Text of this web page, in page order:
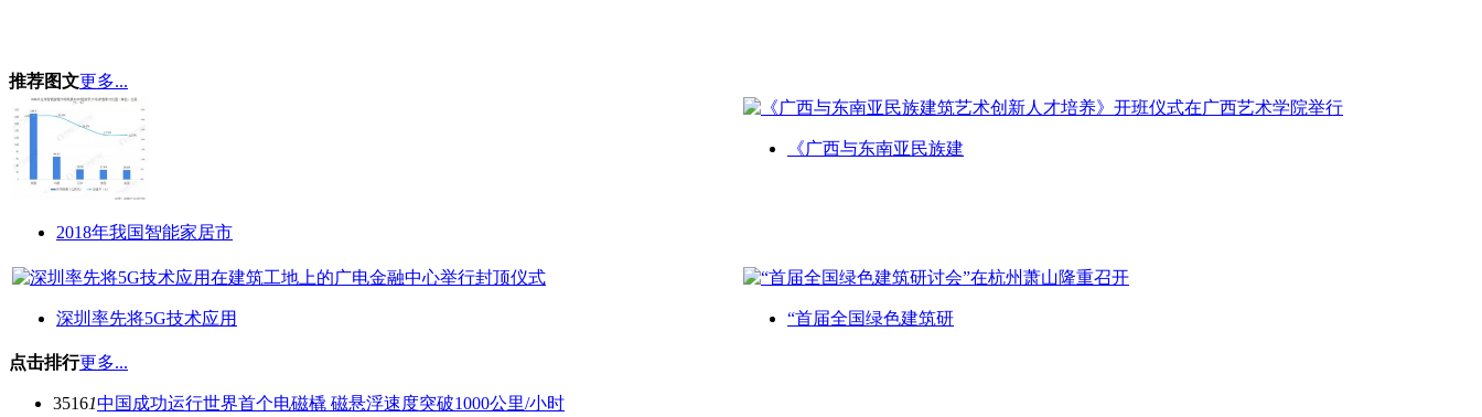
推荐图文更多...
2018年我国智能家居市
《广西与东南亚民族建
深圳率先将5G技术应用 “首届全国绿色建筑研
点击排行更多...
35161中国成功运行世界首个电磁橇 磁悬浮速度突破1000公里/小时